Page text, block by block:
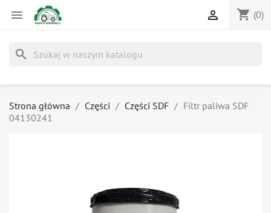
 shopping_cart (0)

search
Strona główna Części Części SDF
Filtr paliwa SDF
04130241